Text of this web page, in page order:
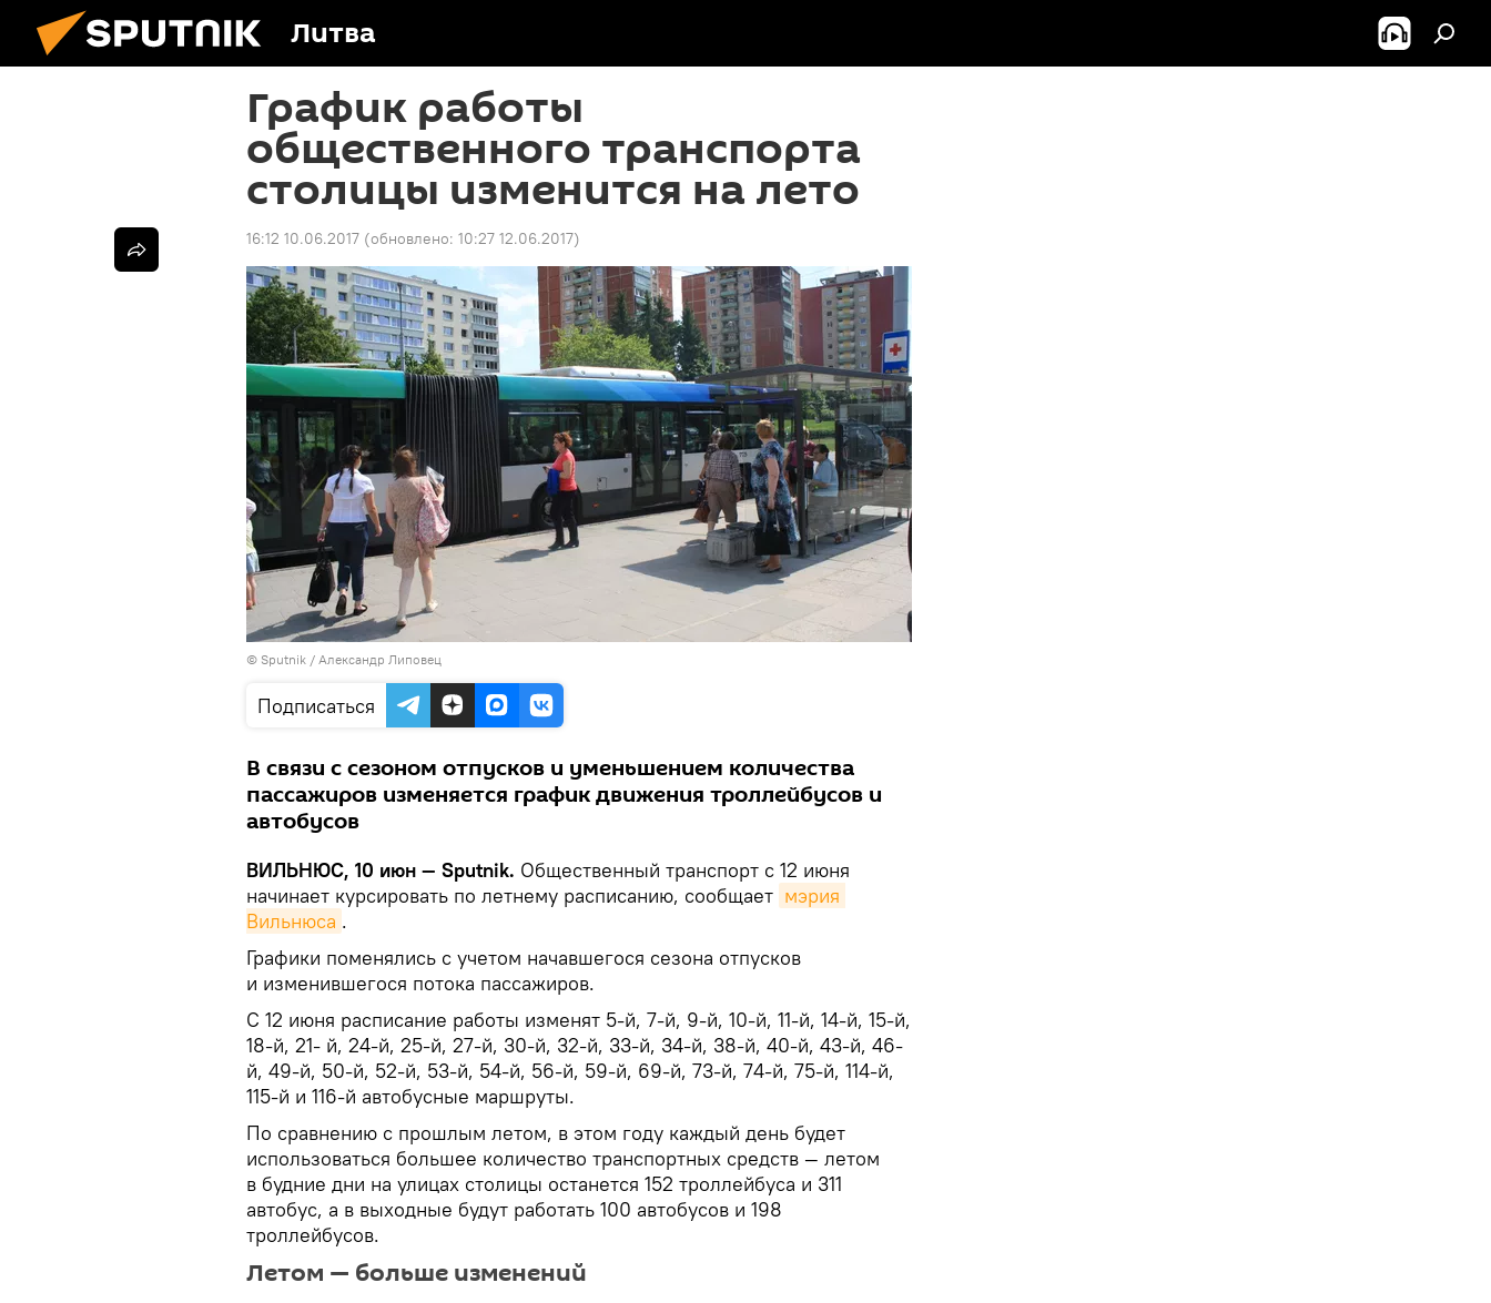
Литва
График работы
общественного транспорта
столицы изменится на лето
16:12 10.06.2017 (обновлено: 10:27 12.06.2017)
© Sputnik / Александр Липовец
Подписаться
В связи с сезоном отпусков и уменьшением количества
пассажиров изменяется график движения троллейбусов и
автобусов
ВИЛЬНЮС, 10 июн — Sputnik. Общественный транспорт с 12 июня
начинает курсировать по летнему расписанию, сообщает мэрия
Вильнюса .
Графики поменялись с учетом начавшегося сезона отпусков
и изменившегося потока пассажиров.
С 12 июня расписание работы изменят 5-й, 7-й, 9-й, 10-й, 11-й, 14-й, 15-й,
18-й, 21- й, 24-й, 25-й, 27-й, 30-й, 32-й, 33-й, 34-й, 38-й, 40-й, 43-й, 46-
й, 49-й, 50-й, 52-й, 53-й, 54-й, 56-й, 59-й, 69-й, 73-й, 74-й, 75-й, 114-й,
115-й и 116-й автобусные маршруты.
По сравнению с прошлым летом, в этом году каждый день будет
использоваться большее количество транспортных средств — летом
в будние дни на улицах столицы останется 152 троллейбуса и 311
автобус, а в выходные будут работать 100 автобусов и 198
троллейбусов.
Летом — больше изменений